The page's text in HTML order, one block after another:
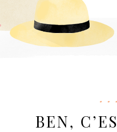
BEN,